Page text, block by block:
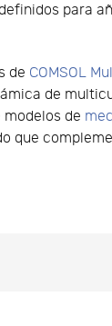
para
de COMSOL
de
de
que